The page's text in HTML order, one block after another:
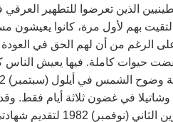
الرغم من أن لهم الحق في العودة
حيوات كاملة. فيها يعيش الناس
في غضون ثلاثة أيام فقط.
‏غادرت لبنان في